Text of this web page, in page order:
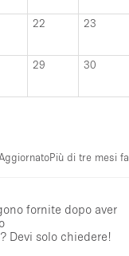
22 23
29 30
Più di tre mesi fa
fornite dopo aver
Devi solo chiedere!